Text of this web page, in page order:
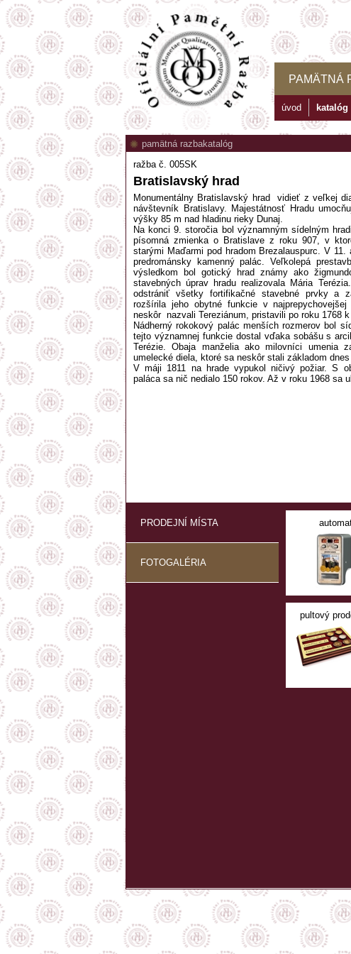
PAMÄTNÁ
úvod katalóg
pamätná razbakatalóg
ražba č. 005SK
Bratislavský hrad
Monumentálny Bratislavský hrad vidieť z veľkej
návštevník Bratislavy. Majestátnosť Hradu
výšky 85 m nad hladinu rieky Dunaj.
Na konci 9. storočia bol významným sídelným
písomná zmienka o Bratislave z roku 907, v
starými Maďarmi pod hradom Brezalauspurc. V
predrománsky kamenný palác. Veľkolepá
výsledkom bol gotický hrad známy ako
stavebných úprav hradu realizovala Mária
odstrániť všetky fortifikačné stavebné prvky a
rozšírila jeho obytné funkcie v
neskôr nazvali Tereziánum, pristavili po roku 1768
Nádherný rokokový palác menších rozmerov bol
tejto významnej funkcie dostal vďaka sobášu s
Terézie. Obaja manželia ako milovníci umenia
umelecké diela, ktoré sa neskôr stali základom
V máji 1811 na hrade vypukol ničivý požiar. S
paláca sa nič nedialo 150 rokov. Až v roku 1968 sa
PRODEJNÍ MÍSTA
FOTOGALÉRIA
pultový